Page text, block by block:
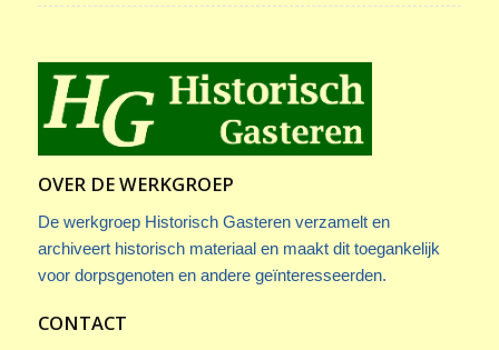
OVER DE WERKGROEP
De werkgroep Historisch Gasteren verzamelt en
archiveert historisch materiaal en maakt dit toegankelijk
voor dorpsgenoten en andere geïnteresseerden.
CONTACT